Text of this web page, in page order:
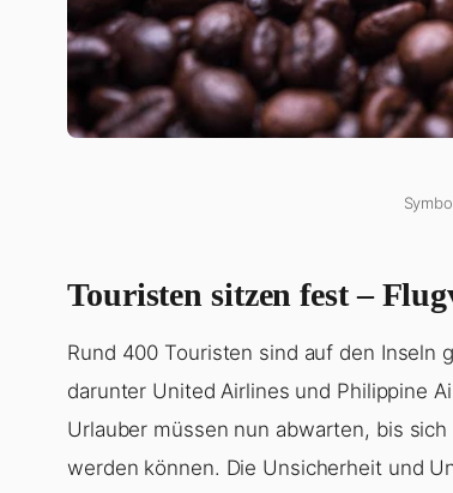
Touristen sitzen fest –
Rund 400 Touristen sind auf den Inseln
darunter United Airlines und Philippine
Urlauber müssen nun abwarten, bis
werden können. Die Unsicherheit und